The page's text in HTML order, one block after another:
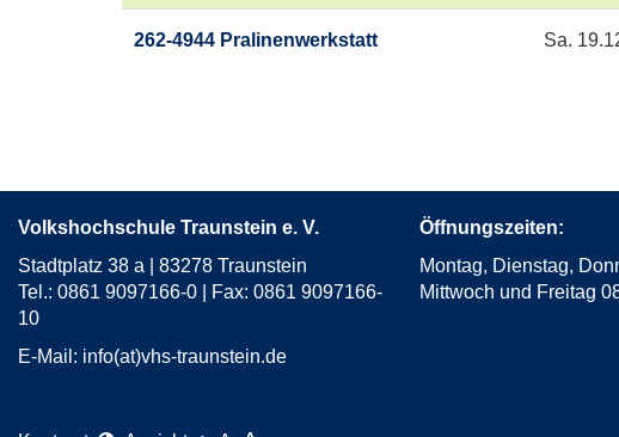
262-4944 Pralinenwerkstatt Sa.
Volkshochschule Traunstein e. V.
Stadtplatz 38 a | 83278 Traunstein
Tel.: 0861 9097166-0 | Fax: 0861 9097166-
10
E-Mail: info(at)vhs-traunstein.de
Öffnungszeiten:
Montag, Dienstag,
Mittwoch und Freitag